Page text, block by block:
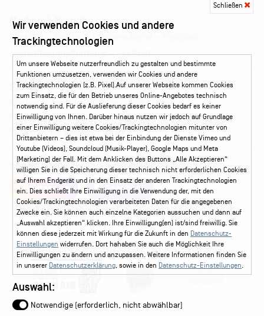
Medien & Branche
Booking Presse
Pressematerial – Festivals
Akkreditierungsformular – Festivals
Service
Kontakt Leichte Sprache
FAQ / Hilfe
Ticketshop Hamburg
Gutscheine
Callback-Service
Ticketservice 040 - 413 22 60
Social Media
Instagram Facebook
Schließen
Wir verwenden Cookies und andere
Trackingtechnologien
Um unsere Webseite nutzerfreundlich zu gestalten und bestimmte
Funktionen umzusetzen, verwenden wir Cookies und andere
Trackingtechnologien (z.B. Pixel).Auf unserer Webseite kommen Cookies
zum Einsatz, die für den Betrieb unseres Online-Angebotes technisch
notwendig sind. Für die Auslieferung dieser Cookies bedarf es keiner
Einwilligung von Ihnen. Darüber hinaus nutzen wir jedoch auf Grundlage
einer Einwilligung weitere Cookies/Trackingtechnologien mitunter von
Drittanbietern – dies ist etwa bei der Einbindung der Dienste Vimeo und
Youtube (Videos), Soundcloud (Musik-Player), Google Maps und Meta
(Marketing) der Fall. Mit dem Anklicken des Buttons „Alle Akzeptieren“
willigen Sie in die Speicherung dieser technisch nicht erforderlichen Cookies
auf Ihrem Endgerät und in den Einsatz der anderen Trackingtechnologien
ein. Dies schließt Ihre Einwilligung in die Verwendung der, mit den
Cookies/Trackingtechnologien verarbeiteten Daten für die angegebenen
Zwecke ein. Sie können auch einzelne Kategorien aussuchen und dann auf
„Auswahl akzeptieren“ klicken. Ihre Einwilligung(en) ist/sind freiwillig. Sie
können diese jederzeit mit Wirkung für die Zukunft in den Datenschutz-
Einstellungen widerrufen. Dort hahaben Sie auch die Möglichkeit Ihre
Einwilligungen zu ändern und anzupassen. Weitere Informationen finden Sie
in unserer Datenschutzerklärung, sowie in den Datenschutz-Einstellungen.
Auswahl:
Notwendige (erforderlich, nicht abwählbar)